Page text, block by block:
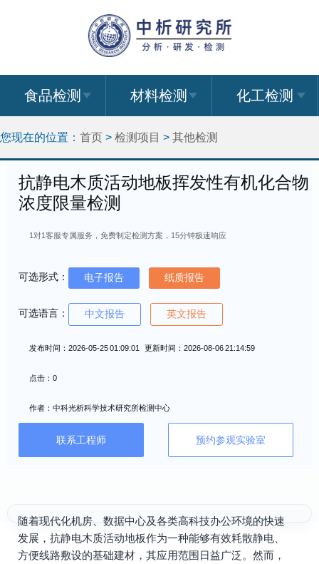
食品检测 材料检测 化工检测
您现在的位置： 首页 > 检测项目 > 其他检测
抗静电木质活动地板挥发性有机化合物
浓度限量检测
1对1客服专属服务，免费制定检测方案，15分钟极速响应
可选形式： 电子报告 纸质报告
可选语言： 中文报告 英文报告
发布时间：2026-05-25 01:09:01 更新时间：2026-08-06 21:14:59
点击：0
作者：中科光析科学技术研究所检测中心
联系工程师 预约参观实验室
随着现代化机房、数据中心及各类高科技办公环境的快速
发展，抗静电木质活动地板作为一种能够有效耗散静电、
方便线路敷设的基础建材，其应用范围日益广泛。然而，